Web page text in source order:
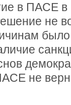
в ПАСЕ в
не
не